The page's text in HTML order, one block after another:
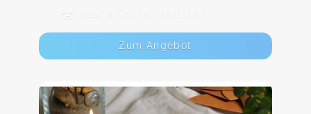
Max. 6 TeilnehmerInnen
Zum Angebot